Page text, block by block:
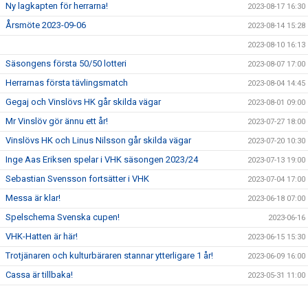
Ny lagkapten för herrarna! 2023-08-17 16:30
Årsmöte 2023-09-06 2023-08-14 15:28
2023-08-10 16:13
Säsongens första 50/50 lotteri 2023-08-07 17:00
Herrarnas första tävlingsmatch 2023-08-04 14:45
Gegaj och Vinslövs HK går skilda vägar 2023-08-01 09:00
Mr Vinslöv gör ännu ett år! 2023-07-27 18:00
Vinslövs HK och Linus Nilsson går skilda vägar 2023-07-20 10:30
Inge Aas Eriksen spelar i VHK säsongen 2023/24 2023-07-13 19:00
Sebastian Svensson fortsätter i VHK 2023-07-04 17:00
Messa är klar! 2023-06-18 07:00
Spelschema Svenska cupen! 2023-06-16
VHK-Hatten är här! 2023-06-15 15:30
Trotjänaren och kulturbäraren stannar ytterligare 1 år! 2023-06-09 16:00
Cassa är tillbaka! 2023-05-31 11:00